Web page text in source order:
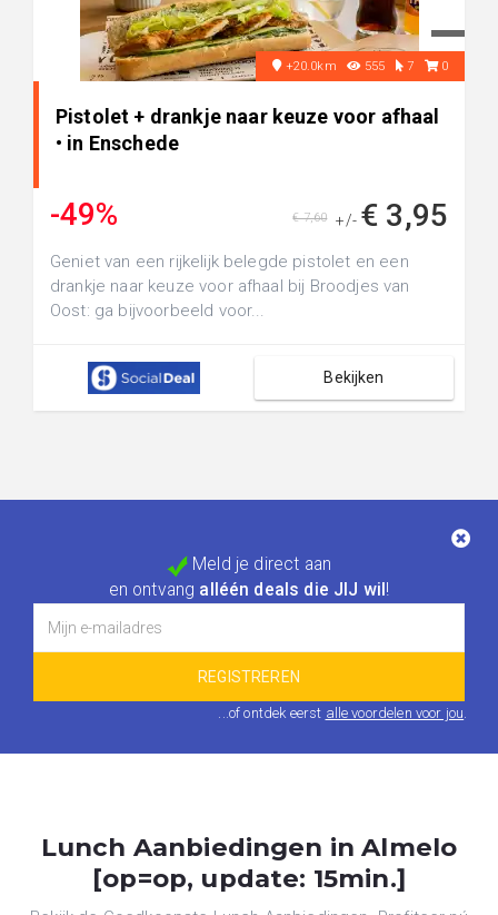
+20.0km 555 7 0
Pistolet + drankje naar keuze voor afhaal
• in Enschede
-49% +/- € 3,95
€ 7,60
Geniet van een rijkelijk belegde pistolet en een
drankje naar keuze voor afhaal bij Broodjes van
Oost: ga bijvoorbeeld voor...
Bekijken
Meld je direct aan
en ontvang alléén deals die JIJ wil !
...of ontdek eerst alle voordelen voor jou.
Lunch Aanbiedingen in Almelo
[op=op, update: 15min.]